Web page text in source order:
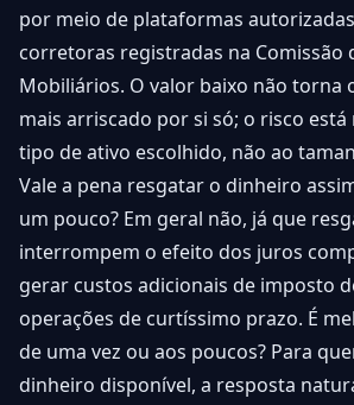
por meio de plataformas
corretoras registradas na Comissão
Mobiliários. O valor baixo não torna
mais arriscado por si só; o risco está
tipo de ativo escolhido, não ao
Vale a pena resgatar o dinheiro
um pouco? Em geral não, já que
interrompem o efeito dos juros
gerar custos adicionais de imposto
operações de curtíssimo prazo. É
de uma vez ou aos poucos? Para
dinheiro disponível, a resposta